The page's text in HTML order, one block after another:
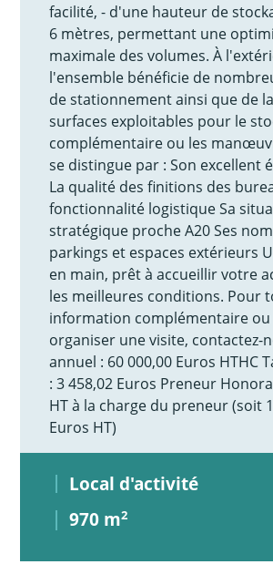
facilité, - d'une hauteur de
6 mètres, permettant une
maximale des volumes. À
l'ensemble bénéficie de
de stationnement ainsi que de
surfaces exploitables pour le
complémentaire ou les
se distingue par : Son excellent
La qualité des finitions des
fonctionnalité logistique Sa
stratégique proche A20 Ses
parkings et espaces extérieurs
en main, prêt à accueillir votre
les meilleures conditions. Pour
information complémentaire
organiser une visite, contactez-
annuel : 60 000,00 Euros HTHC
: 3 458,02 Euros Preneur
HT à la charge du preneur (soit
Euros HT)
Local d'activité
970 m2